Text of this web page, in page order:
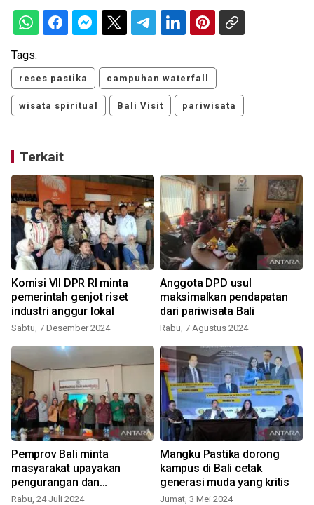
Tags:
reses pastika campuhan waterfall
wisata spiritual Bali Visit pariwisata
Terkait
Komisi VII DPR RI minta
pemerintah genjot riset
industri anggur lokal
Sabtu, 7 Desember 2024
Anggota DPD usul
maksimalkan pendapatan
dari pariwisata Bali
Rabu, 7 Agustus 2024
Pemprov Bali minta
masyarakat upayakan
pengurangan dan
pengolahan sampah mandiri
Rabu, 24 Juli 2024
Mangku Pastika dorong
kampus di Bali cetak
generasi muda yang kritis
Jumat, 3 Mei 2024